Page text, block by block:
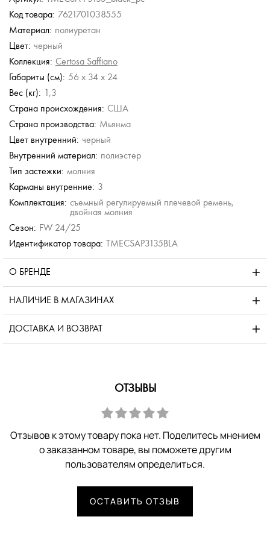
Дорожная кожаная
сумка с плечевым
ремешком
35 126 руб.
50 180 руб.
Дорожная кожаная
сумка с плечевым
ремешком
35 126 руб.
50 180 руб.
Код товара: 7621701038555
Материал: полиуретан
Цвет: черный
Коллекция: Certosa Saffiano
Габариты (см): 56 x 34 x 24
Вес (кг): 1,3
Страна происхождения: США
Страна производства: Мьянма
Цвет внутренний: черный
Внутренний материал: полиэстер
Тип застежки: молния
Карманы внутренние: 3
Комплектация: съемный регулируемый плечевой ремень,
двойная молния
Сезон: FW 24/25
Идентификатор товара: TMECSAP3135BLA
О БРЕНДЕ
НАЛИЧИЕ В МАГАЗИНАХ
ДОСТАВКА И ВОЗВРАТ
ОТЗЫВЫ
Отзывов к этому товару пока нет. Поделитесь мнением
о заказанном товаре, вы поможете другим
пользователям определиться.
ОСТАВИТЬ ОТЗЫВ